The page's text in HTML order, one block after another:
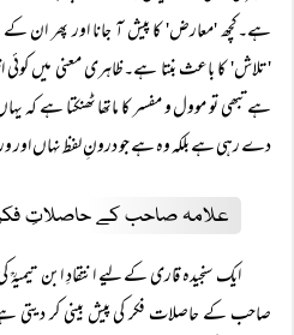
ہے۔کچھ 'معارض' کا پیش آ جانا اور پھر ان کے
'تلاش' کا باعث بنتا ہے۔ظاہری معنی میں کوئی
ہے تبھی تو موول و مفسر کا ماتھا ٹھنکتا ہے کہ
دے رہی ہے بلکہ وہ ہے جو درونِ لفظ نہاں
علامہ صاحب کے حاصلاتِ
ایک سنجیدہ قاری کے لیے انتقادِ ابن
صاحب کے حاصلات فکر کی پیش بینی کر دیتی